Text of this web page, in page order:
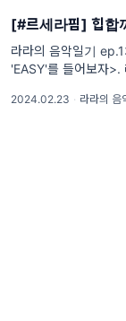
#블랙
#케이
#세븐
#YG엔
[#르세라핌] 힙합
라라의 음악일기
'EASY'를 들어보자>.
라핌 컴백에 앞서 공
2024.02.23 · 라라의 음